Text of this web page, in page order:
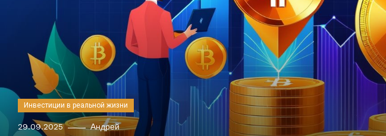
Инвестиции в реальной жизни
29.09.2025 Андрей